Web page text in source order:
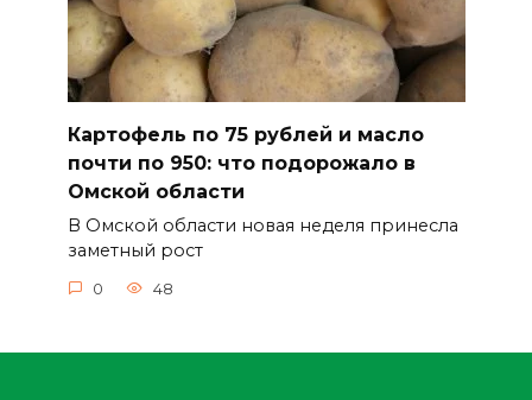
Картофель по 75 рублей и масло
почти по 950: что подорожало в
Омской области
В Омской области новая неделя принесла
заметный рост
0 48